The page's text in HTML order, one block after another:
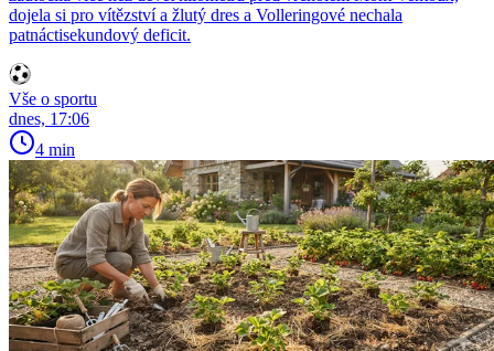
dojela si pro vítězství a žlutý dres a Volleringové nechala
patnáctisekundový deficit.
Vše o sportu
dnes, 17:06
4 min